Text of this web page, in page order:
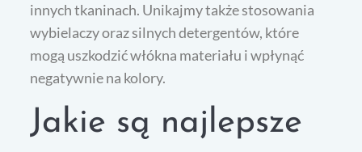
innych tkaninach. Unikajmy także stosowania
wybielaczy oraz silnych detergentów, które
mogą uszkodzić włókna materiału i wpłynąć
negatywnie na kolory.
Jakie są najlepsze